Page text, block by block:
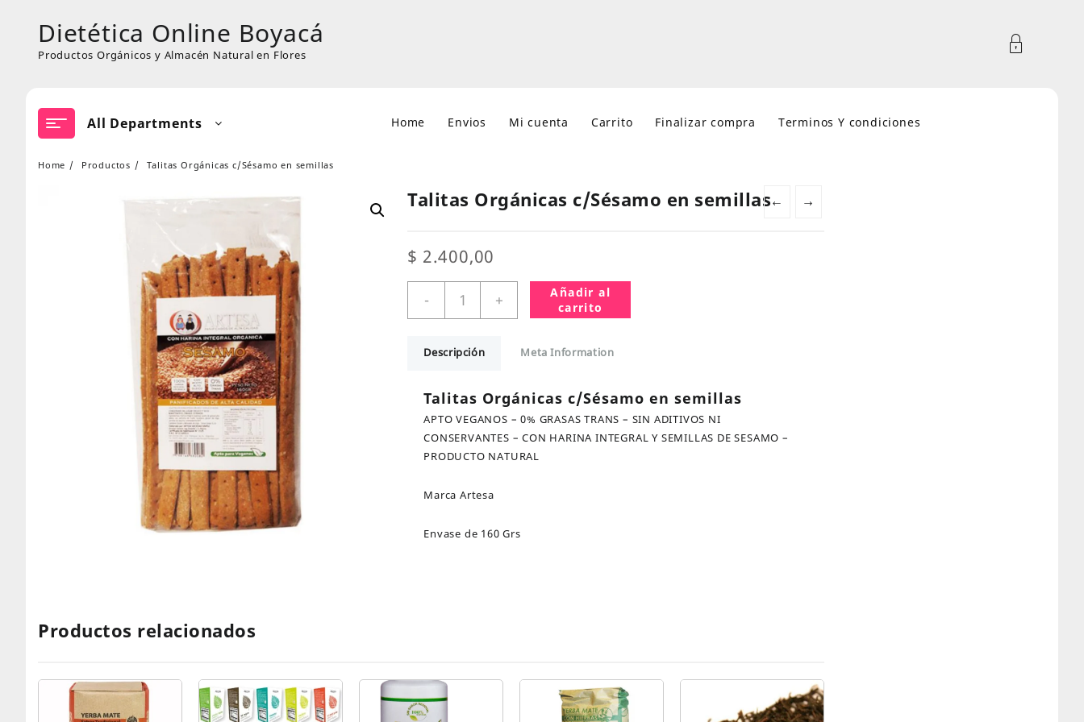
contentDietética Online Boyacá
Productos Orgánicos y Almacén Natural en Flores
All Departments Home Envios Mi cuenta Carrito Finalizar compra Terminos Y condiciones
Home Productos Talitas Orgánicas c/Sésamo en semillas
← →
Talitas Orgánicas c/Sésamo en semillas
$ 2.400,00
-
Orgánicas
c/Sésamo
semillas
+
Añadir al
carrito
Descripción Meta Information
Talitas Orgánicas c/Sésamo en semillas
APTO VEGANOS – 0% GRASAS TRANS – SIN ADITIVOS NI
CONSERVANTES – CON HARINA INTEGRAL Y SEMILLAS DE SESAMO –
PRODUCTO NATURAL
Marca Artesa
Envase de 160 Grs
Productos relacionados